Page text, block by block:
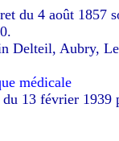
du 4 août 1857
Delteil, Aubry,
médicale
du 13 février